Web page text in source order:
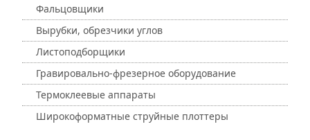
Фальцовщики
Вырубки, обрезчики углов
Листоподборщики
Гравировально-фрезерное оборудование
Термоклеевые аппараты
Широкоформатные струйные плоттеры